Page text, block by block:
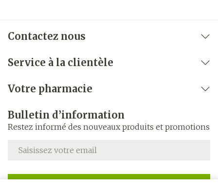
Contactez nous
Service à la clientèle
Votre pharmacie
Bulletin d’information
Restez informé des nouveaux produits et promotions
Adresse mail